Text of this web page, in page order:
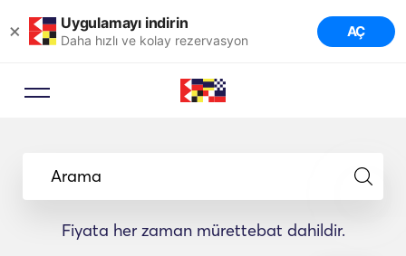
× Uygulamayı indirin
Daha hızlı ve kolay rezervasyon AÇ
Arama
Fiyata her zaman mürettebat dahildir.